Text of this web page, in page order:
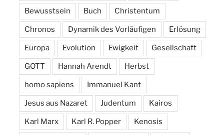
Bewusstsein Buch Christentum
Chronos Dynamik des Vorläufigen Erlösung
Europa Evolution Ewigkeit Gesellschaft
GOTT Hannah Arendt Herbst
homo sapiens Immanuel Kant
Jesus aus Nazaret Judentum Kairos
Karl Marx Karl R. Popper Kenosis